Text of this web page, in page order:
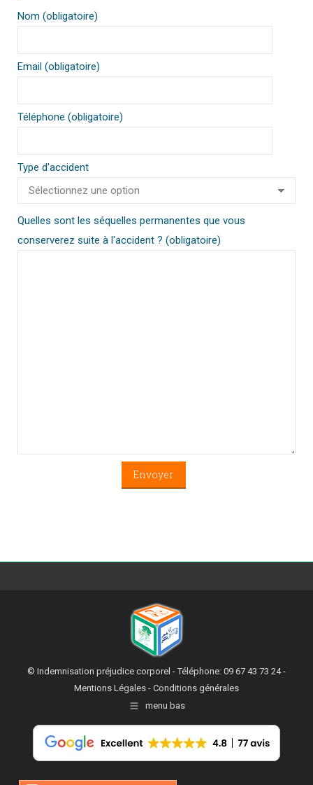
Nom (obligatoire)
Email (obligatoire)
Téléphone (obligatoire)
Type d'accident
Quelles sont les séquelles permanentes que vous
conserverez suite à l'accident ? (obligatoire)
© Indemnisation préjudice corporel - Téléphone: 09 67 43 73 24 -
Mentions Légales - Conditions générales
menu bas